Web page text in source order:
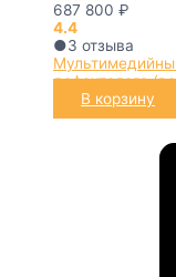
687 800 ₽
4.4
●3 отзыва
дефектолога
В корзину